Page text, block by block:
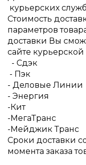
курьерских
Стоимость
параметров
доставки Вы
сайте
- Cдэк
- Пэк
- Деловые Линии
- Энергия
-Кит
-МегаТранс
-Мейджик Транс
Сроки доставки
момента заказа